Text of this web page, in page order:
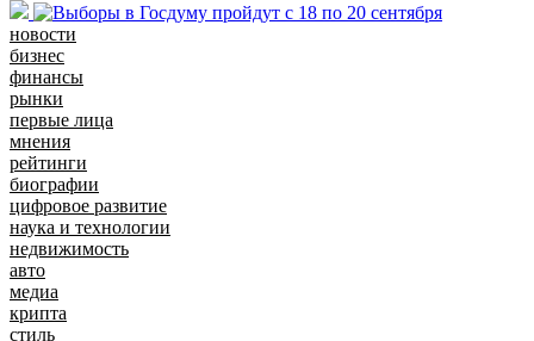
новости
бизнес
финансы
рынки
первые лица
мнения
рейтинги
биографии
цифровое развитие
наука и технологии
недвижимость
авто
медиа
крипта
стиль